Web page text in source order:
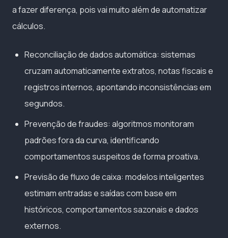
a fazer diferença, pois vai muito além de automatizar
cálculos.
Reconciliação de dados automática: sistemas
cruzam automaticamente extratos, notas fiscais e
registros internos, apontando inconsistências em
segundos.
Prevenção de fraudes: algoritmos monitoram
padrões fora da curva, identificando
comportamentos suspeitos de forma proativa.
Previsão de fluxo de caixa: modelos inteligentes
estimam entradas e saídas com base em
históricos, comportamentos sazonais e dados
externos.